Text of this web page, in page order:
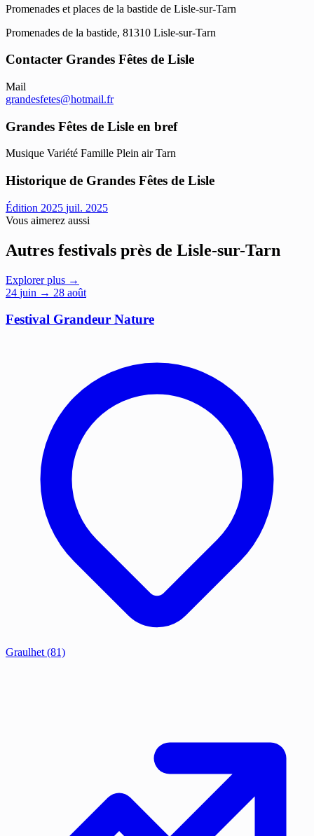
Promenades et places de la bastide de Lisle-sur-Tarn
Promenades de la bastide, 81310 Lisle-sur-Tarn
Contacter Grandes Fêtes de Lisle
Mail
grandesfetes@hotmail.fr
Grandes Fêtes de Lisle en bref
Musique Variété Famille Plein air Tarn
Historique de Grandes Fêtes de Lisle
Édition 2025 juil. 2025
Vous aimerez aussi
Autres festivals près de Lisle-sur-Tarn
Explorer plus →
24 juin → 28 août
Festival Grandeur Nature
Graulhet (81)